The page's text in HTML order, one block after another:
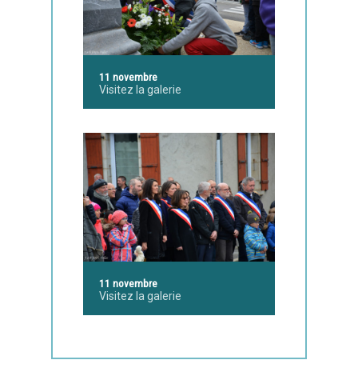
11 novembre
Visitez la galerie
11 novembre
Visitez la galerie